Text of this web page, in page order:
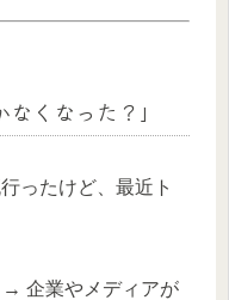
くなった？」
ったけど、最近ト
→ 企業やメディアが